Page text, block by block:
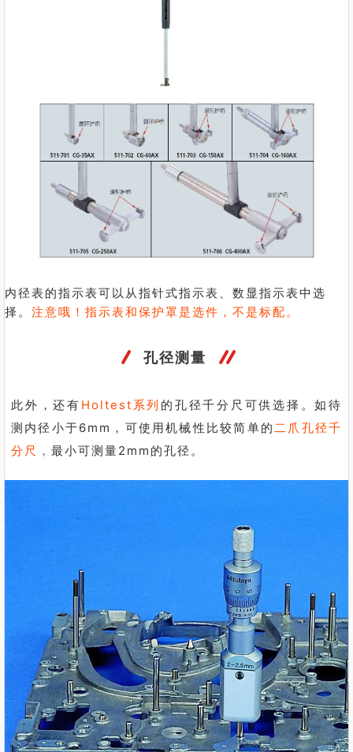
内径表的指示表可以从指针式指示表、数显指示表中选
择。 注意哦！指示表和保护罩是选件，不是标配。
孔径测量
此外，还有 Holtest系列 的孔径千分尺可供选择。如待
测内径小于6mm，可使用机械性比较简单的 二爪孔径千
分尺 ， 最小可测量2mm的孔径。